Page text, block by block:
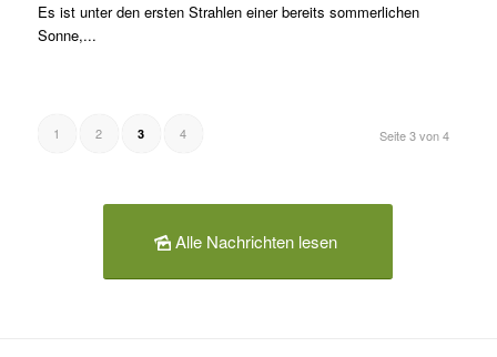
Es ist unter den ersten Strahlen einer bereits sommerlichen
Sonne,...
Seite 3 von 4
1 2 3 4
Alle Nachrichten lesen